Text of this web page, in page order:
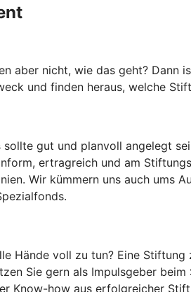
aber nicht, wie das geht?
und finden heraus, welche
sollte gut und planvoll angelegt
ertragreich und am
Wir kümmern uns auch ums
Hände voll zu tun? Eine
Sie gern als Impulsgeber
Know-how aus erfolgreicher